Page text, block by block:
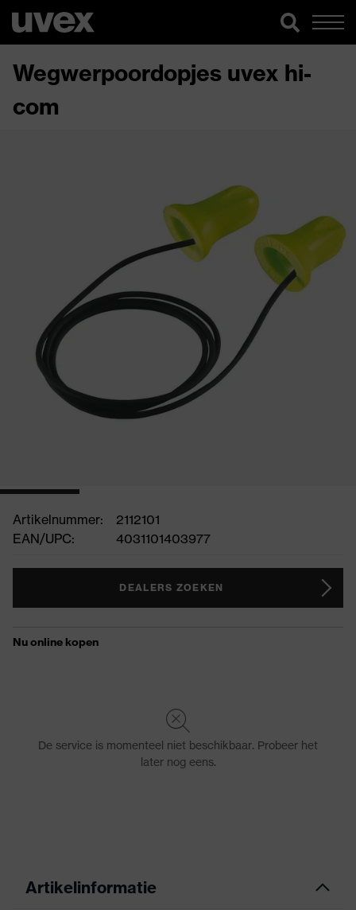
Wegwerpoordopjes uvex hi-
com
Artikelnummer:
2112101
EAN/UPC:
4031101403977
DEALERS ZOEKEN
Artikelinformatie